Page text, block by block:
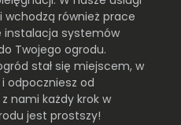
wchodzą również prace
instalacja systemów
Twojego ogrodu.
stał się miejscem, w
odpoczniesz od
nami każdy krok w
jest prostszy!